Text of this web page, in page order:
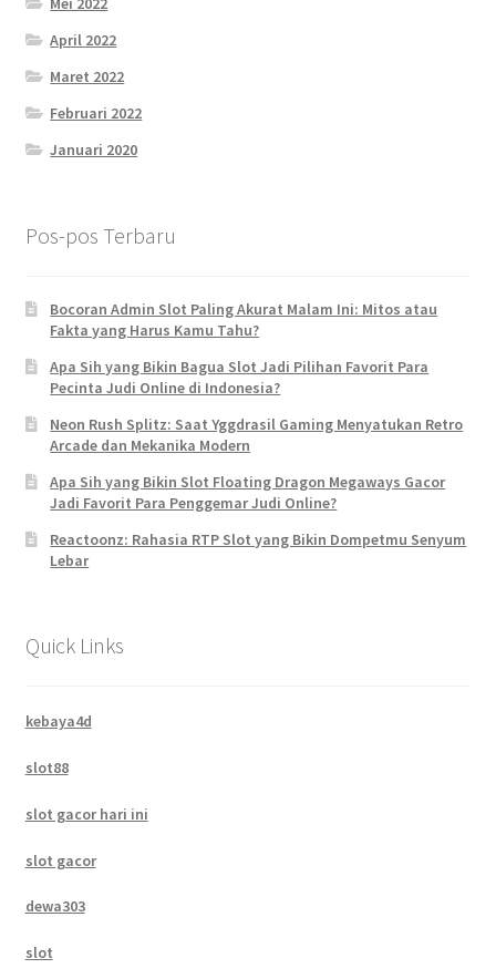
April 2022
Maret 2022
Februari 2022
Januari 2020
Pos-pos Terbaru
Bocoran Admin Slot Paling Akurat Malam Ini: Mitos atau
Fakta yang Harus Kamu Tahu?
Apa Sih yang Bikin Bagua Slot Jadi Pilihan Favorit Para
Pecinta Judi Online di Indonesia?
Neon Rush Splitz: Saat Yggdrasil Gaming Menyatukan Retro
Arcade dan Mekanika Modern
Apa Sih yang Bikin Slot Floating Dragon Megaways Gacor
Jadi Favorit Para Penggemar Judi Online?
Reactoonz: Rahasia RTP Slot yang Bikin Dompetmu Senyum
Lebar
Quick Links
kebaya4d
slot88
slot gacor hari ini
slot gacor
dewa303
slot